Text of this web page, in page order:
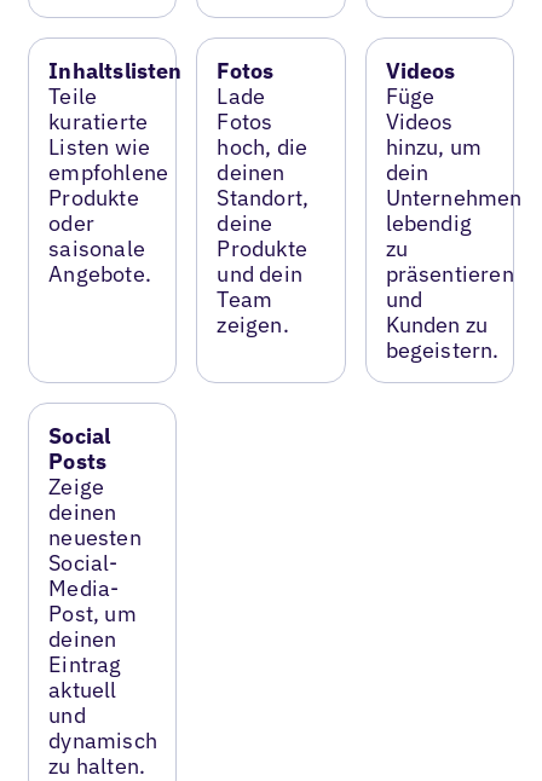
Inhaltslisten
Teile
kuratierte
Listen wie
empfohlene
Produkte
oder
saisonale
Angebote.
Fotos
Lade
Fotos
hoch, die
deinen
Standort,
deine
Produkte
und dein
Team
zeigen.
Videos
Füge
Videos
hinzu, um
dein
Unternehmen
lebendig
zu
präsentieren
und
Kunden zu
begeistern.
Social
Posts
Zeige
deinen
neuesten
Social-
Media-
Post, um
deinen
Eintrag
aktuell
und
dynamisch
zu halten.